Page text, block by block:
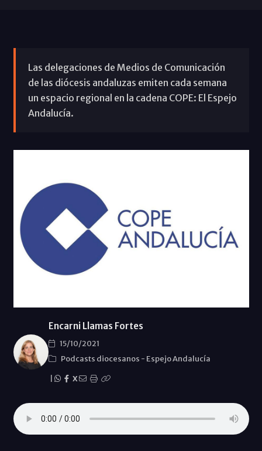
Las delegaciones de Medios de Comunicación
de las diócesis andaluzas emiten cada semana
un espacio regional en la cadena COPE: El Espejo
Andalucía.
Encarni Llamas Fortes
15/10/2021
Podcasts diocesanos - Espejo Andalucía
X